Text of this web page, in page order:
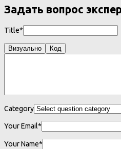
Задать вопрос
Title*
Визуально Код
Category
Your Email*
Your Name*